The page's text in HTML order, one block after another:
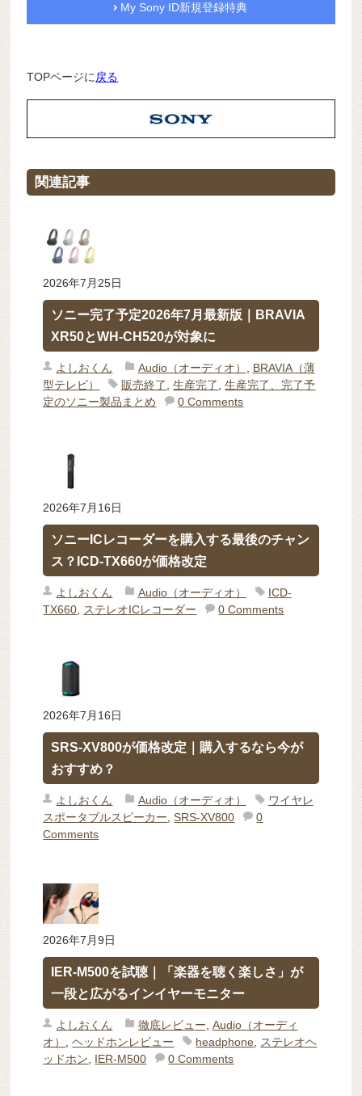
My Sony ID新規登録特典
TOPページに 戻る
関連記事
2026年7月25日
ソニー完了予定2026年7月最新版｜BRAVIA
XR50とWH-CH520が対象に
よしおくん Audio（オーディオ）
BRAVIA（薄
型テレビ）
販売終了 ,生産完了 ,生産完了、完了予
定のソニー製品まとめ
0 Comments
2026年7月16日
ソニーICレコーダーを購入する最後のチャン
ス？ICD-TX660が価格改定
よしおくん Audio（オーディオ）
ICD-
TX660, ステレオICレコーダー 0 Comments
2026年7月16日
SRS-XV800が価格改定｜購入するなら今が
おすすめ？
よしおくん Audio（オーディオ）
ワイヤレ
スポータブルスピーカー,SRS-XV800
0
Comments
2026年7月9日
IER-M500を試聴｜「楽器を聴く楽しさ」が
一段と広がるインイヤーモニター
よしおくん 徹底レビュー, Audio（オーディ
オ） ,ヘッドホンレビュー headphone, ステレオヘ
ッドホン, IER-M500 0 Comments